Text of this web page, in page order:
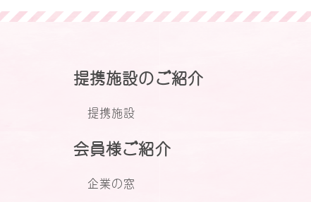
提携施設のご紹介
提携施設
会員様ご紹介
企業の窓